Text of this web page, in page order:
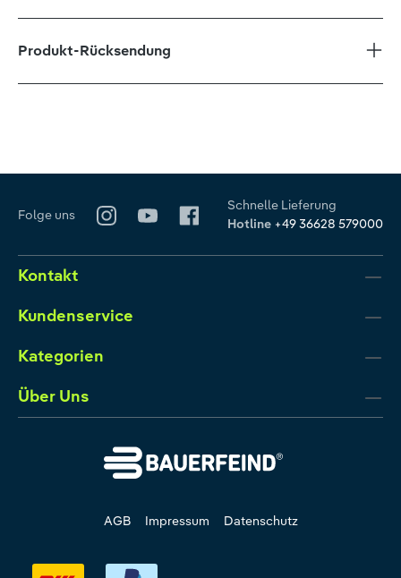
Produkt-Rücksendung
Folge uns
Schnelle Lieferung
Hotline +49 36628 579000
Kontakt
Kundenservice
Kategorien
Über Uns
AGB Impressum Datenschutz